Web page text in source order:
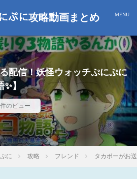
ぷに攻略動画まとめ
配信！妖怪ウォッチぷにぷに
✨】
件のビュー
に 攻略 フレンド タカボーがお